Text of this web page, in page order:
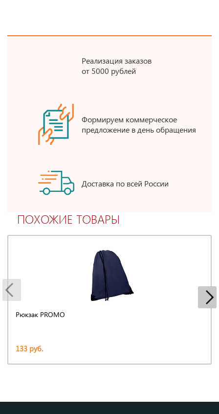
Реализация заказов
от 5000 рублей
Формируем коммерческое
предложение в день обращения
Доставка по всей России
ПОХОЖИЕ ТОВАРЫ
Рюкзак PROMO
133 руб.